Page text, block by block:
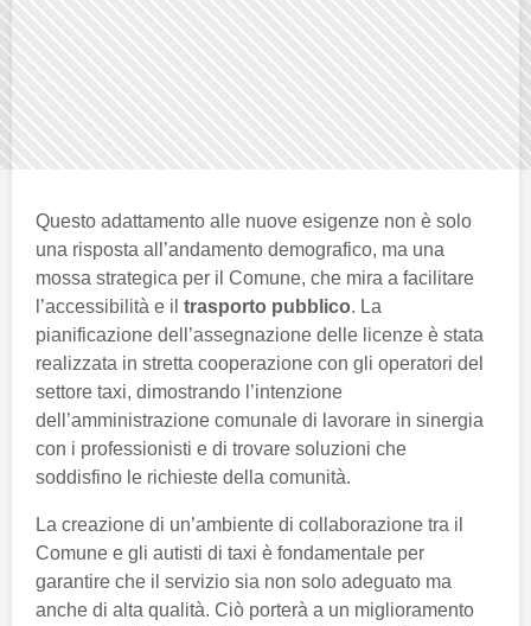
Questo adattamento alle nuove esigenze non è solo
una risposta all’andamento demografico, ma una
mossa strategica per il Comune, che mira a facilitare
l’accessibilità e il trasporto pubblico. La
pianificazione dell’assegnazione delle licenze è stata
realizzata in stretta cooperazione con gli operatori del
settore taxi, dimostrando l’intenzione
dell’amministrazione comunale di lavorare in sinergia
con i professionisti e di trovare soluzioni che
soddisfino le richieste della comunità.
La creazione di un’ambiente di collaborazione tra il
Comune e gli autisti di taxi è fondamentale per
garantire che il servizio sia non solo adeguato ma
anche di alta qualità. Ciò porterà a un miglioramento